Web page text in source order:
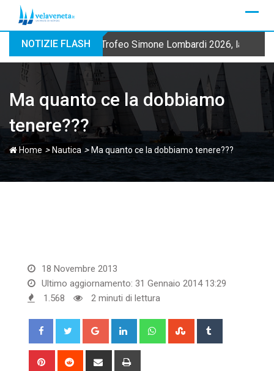
NOTIZIE FLASH Trofeo Simone Lombardi 2026, la
Ma quanto ce la dobbiamo
tenere???
Home > Nautica > Ma quanto ce la dobbiamo tenere???
18 Novembre 2013
Ultimo aggiornamento: 31 Gennaio 2014 13:29
1.568
2 minuti di lettura
Google+ LinkedIn WhatsappStumbleUpon
Pinterest Reddit
Share